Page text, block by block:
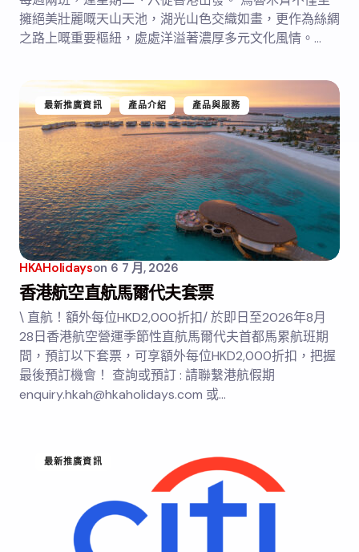
擁絕美壯麗嘅天山天池，湖光山色交織如畫，更作為絲綢
之路上嘅重要樞紐，處處洋溢著濃厚多元文化風情。…
最新推廣資訊 產品介紹 產品與服務
HKAHolidayson 6 7 月, 2026
香港航空直航馬爾代夫套票
\ 直航！額外每位HKD2,000折扣/ 於即日至2026年8月
28日香港航空營運季節性直航馬爾代夫首都馬累航班期
間，預訂以下套票，可享額外每位HKD2,000折扣，把握
最後預訂機會！ 查詢或預訂 : 請聯繫港航假期
enquiry.hkah@hkaholidays.com 或…
最新推廣資訊